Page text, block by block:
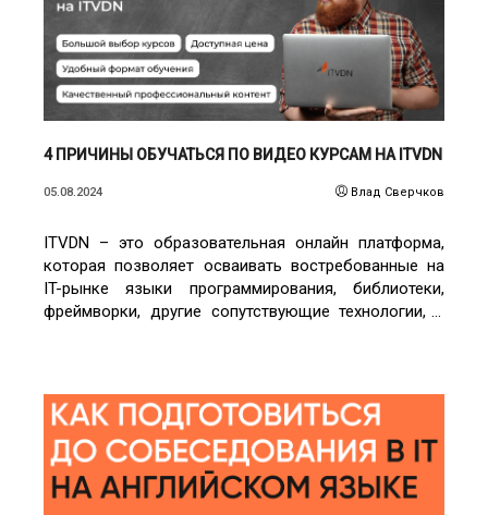
ЧИТАТЬ ПОДРОБНЕЕ
4 ПРИЧИНЫ ОБУЧАТЬСЯ ПО ВИДЕО КУРСАМ НА ITVDN
05.08.2024 Влад Сверчков
ITVDN – это образовательная онлайн платформа,
которая позволяет осваивать востребованные на
IT-рынке языки программирования, библиотеки,
фреймворки, другие сопутствующие технологии, а
ЧИТАТЬ ПОДРОБНЕЕ